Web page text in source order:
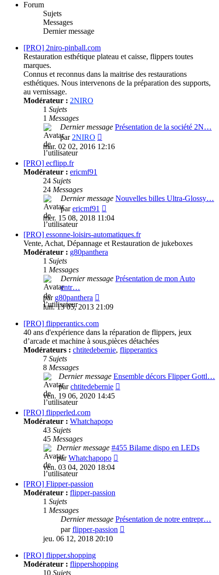
Forum
Sujets
Messages
Dernier message
[PRO] 2niro-pinball.com
Restauration esthétique plateau et caisse, flippers toutes
marques.
Connus et reconnus dans la maitrise des restaurations
esthétiques. Nous intervenons de la préparation des supports,
au vernissage.
Modérateur : 2NIRO
1 Sujets
1 Messages
Dernier message Présentation de la société 2N…
par 2NIRO
le
mar. 02 02, 2016 12:16
[PRO] ecflipp.fr
Modérateur : ericmf91
24 Sujets
24 Messages
Dernier message Nouvelles billes Ultra-Glossy…
parericmf91
le
message
mer. 15 08, 2018 11:04
[PRO] essonne-loisirs-automatiques.fr
Vente, Achat, Dépannage et Restauration de jukeboxes
Modérateur : g80panthera
1 Sujets
1 Messages
Dernier message Présentation de mon Auto
entr…
par g80panthera
le
lun. 13 05, 2013 21:09
[PRO] flipperantics.com
40 ans d'expérience dans la réparation de flippers, jeux
d’arcade et machine à sous,pièces détachées
Modérateurs : chtitedebernie, flipperantics
7 Sujets
8 Messages
Dernier message Ensemble décors Flipper Gottl…
parchtitedebernie
ven. 19 06, 2020 14:45
[PRO] flipperled.com
Modérateur : Whatchapopo
43 Sujets
45 Messages
Dernier message #455 Bilame dispo en LEDs
parWhatchapopo
ven. 03 04, 2020 18:04
[PRO] Flipper-passion
Modérateur : flipper-passion
1 Sujets
1 Messages
Dernier message Présentation de notre entrepr…
parflipper-passion
jeu. 06 12, 2018 20:10
[PRO] flipper.shopping
Modérateur : flippershopping
10 Sujets